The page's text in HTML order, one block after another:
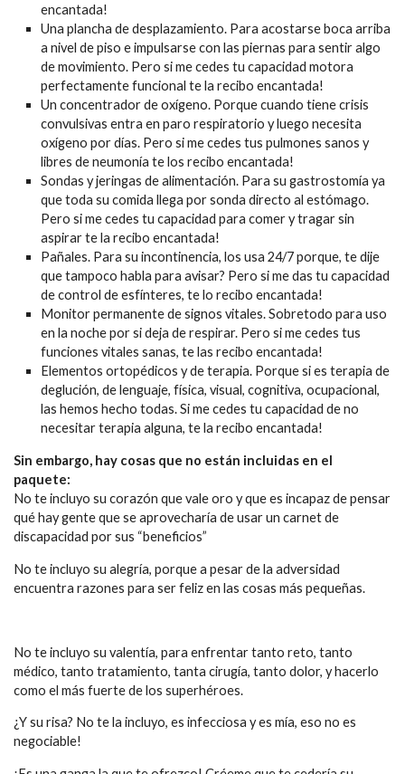
encantada!
Una plancha de desplazamiento. Para acostarse boca arriba
a nivel de piso e impulsarse con las piernas para sentir algo
de movimiento. Pero si me cedes tu capacidad motora
perfectamente funcional te la recibo encantada!
Un concentrador de oxígeno. Porque cuando tiene crisis
convulsivas entra en paro respiratorio y luego necesita
oxígeno por días. Pero si me cedes tus pulmones sanos y
libres de neumonía te los recibo encantada!
Sondas y jeringas de alimentación. Para su gastrostomía ya
que toda su comida llega por sonda directo al estómago.
Pero si me cedes tu capacidad para comer y tragar sin
aspirar te la recibo encantada!
Pañales. Para su incontinencia, los usa 24/7 porque, te dije
que tampoco habla para avisar? Pero si me das tu capacidad
de control de esfínteres, te lo recibo encantada!
Monitor permanente de signos vitales. Sobretodo para uso
en la noche por si deja de respirar. Pero si me cedes tus
funciones vitales sanas, te las recibo encantada!
Elementos ortopédicos y de terapia. Porque si es terapia de
deglución, de lenguaje, física, visual, cognitiva, ocupacional,
las hemos hecho todas. Si me cedes tu capacidad de no
necesitar terapia alguna, te la recibo encantada!
Sin embargo, hay cosas que no están incluidas en el
paquete:
No te incluyo su corazón que vale oro y que es incapaz de pensar
qué hay gente que se aprovecharía de usar un carnet de
discapacidad por sus “beneficios”
No te incluyo su alegría, porque a pesar de la adversidad
encuentra razones para ser feliz en las cosas más pequeñas.
No te incluyo su valentía, para enfrentar tanto reto, tanto
médico, tanto tratamiento, tanta cirugía, tanto dolor, y hacerlo
como el más fuerte de los superhéroes.
¿Y su risa? No te la incluyo, es infecciosa y es mía, eso no es
negociable!